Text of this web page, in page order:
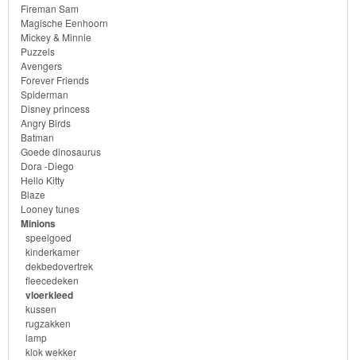
Looney
tunes
Minions
speelgoed
kinderkamer
dekbedovertrek
fleecedeken
vloerkleed
kussen
rugzakken
Fireman Sam
Magische Eenhoorn
Mickey & Minnie
Puzzels
Avengers
Forever Friends
Spiderman
Disney princess
Angry Birds
Batman
Goede dinosaurus
Dora -Diego
Hello Kitty
Blaze
Looney tunes
Minions
speelgoed
kinderkamer
dekbedovertrek
fleecedeken
vloerkleed
kussen
rugzakken
lamp
klok wekker